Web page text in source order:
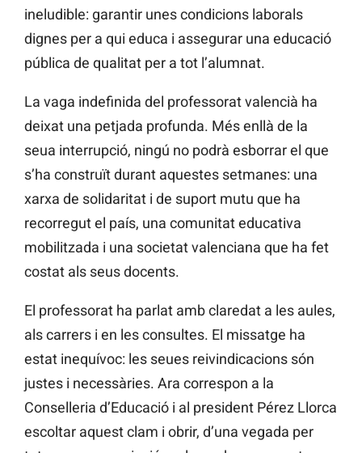
ineludible: garantir unes condicions laborals
dignes per a qui educa i assegurar una educació
pública de qualitat per a tot l’alumnat.
La vaga indefinida del professorat valencià ha
deixat una petjada profunda. Més enllà de la
seua interrupció, ningú no podrà esborrar el que
s’ha construït durant aquestes setmanes: una
xarxa de solidaritat i de suport mutu que ha
recorregut el país, una comunitat educativa
mobilitzada i una societat valenciana que ha fet
costat als seus docents.
El professorat ha parlat amb claredat a les aules,
als carrers i en les consultes. El missatge ha
estat inequívoc: les seues reivindicacions són
justes i necessàries. Ara correspon a la
Conselleria d’Educació i al president Pérez Llorca
escoltar aquest clam i obrir, d’una vegada per